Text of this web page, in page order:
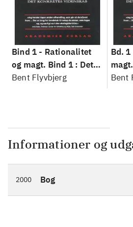
Bind 1 - Rationalitet
og magt. Bind 1 : Det
konkretes videnskab
Bent Flyvbjerg
Bd. 1
Bent
Informationer og
2000 Bog